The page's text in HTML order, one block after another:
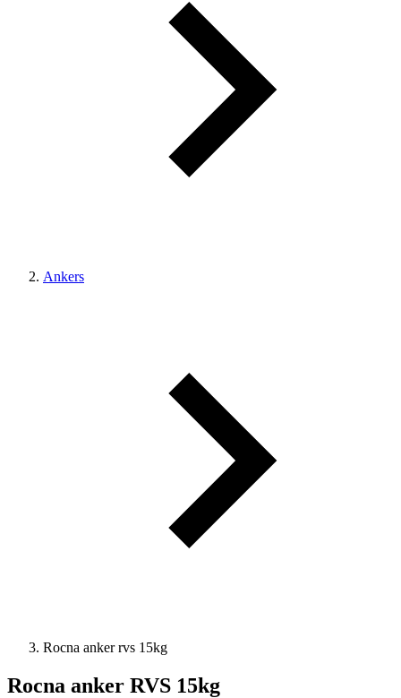
Ankers
Rocna anker rvs 15kg
Rocna anker RVS 15kg